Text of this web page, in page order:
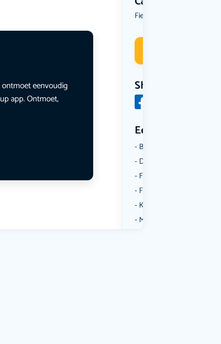
Fietsen
Share
Een aantal
Borrelen
Dansen
Fietsen
Film
Kunst & Cultuur
Muziek
eenvoudig
app. Ontmoet,